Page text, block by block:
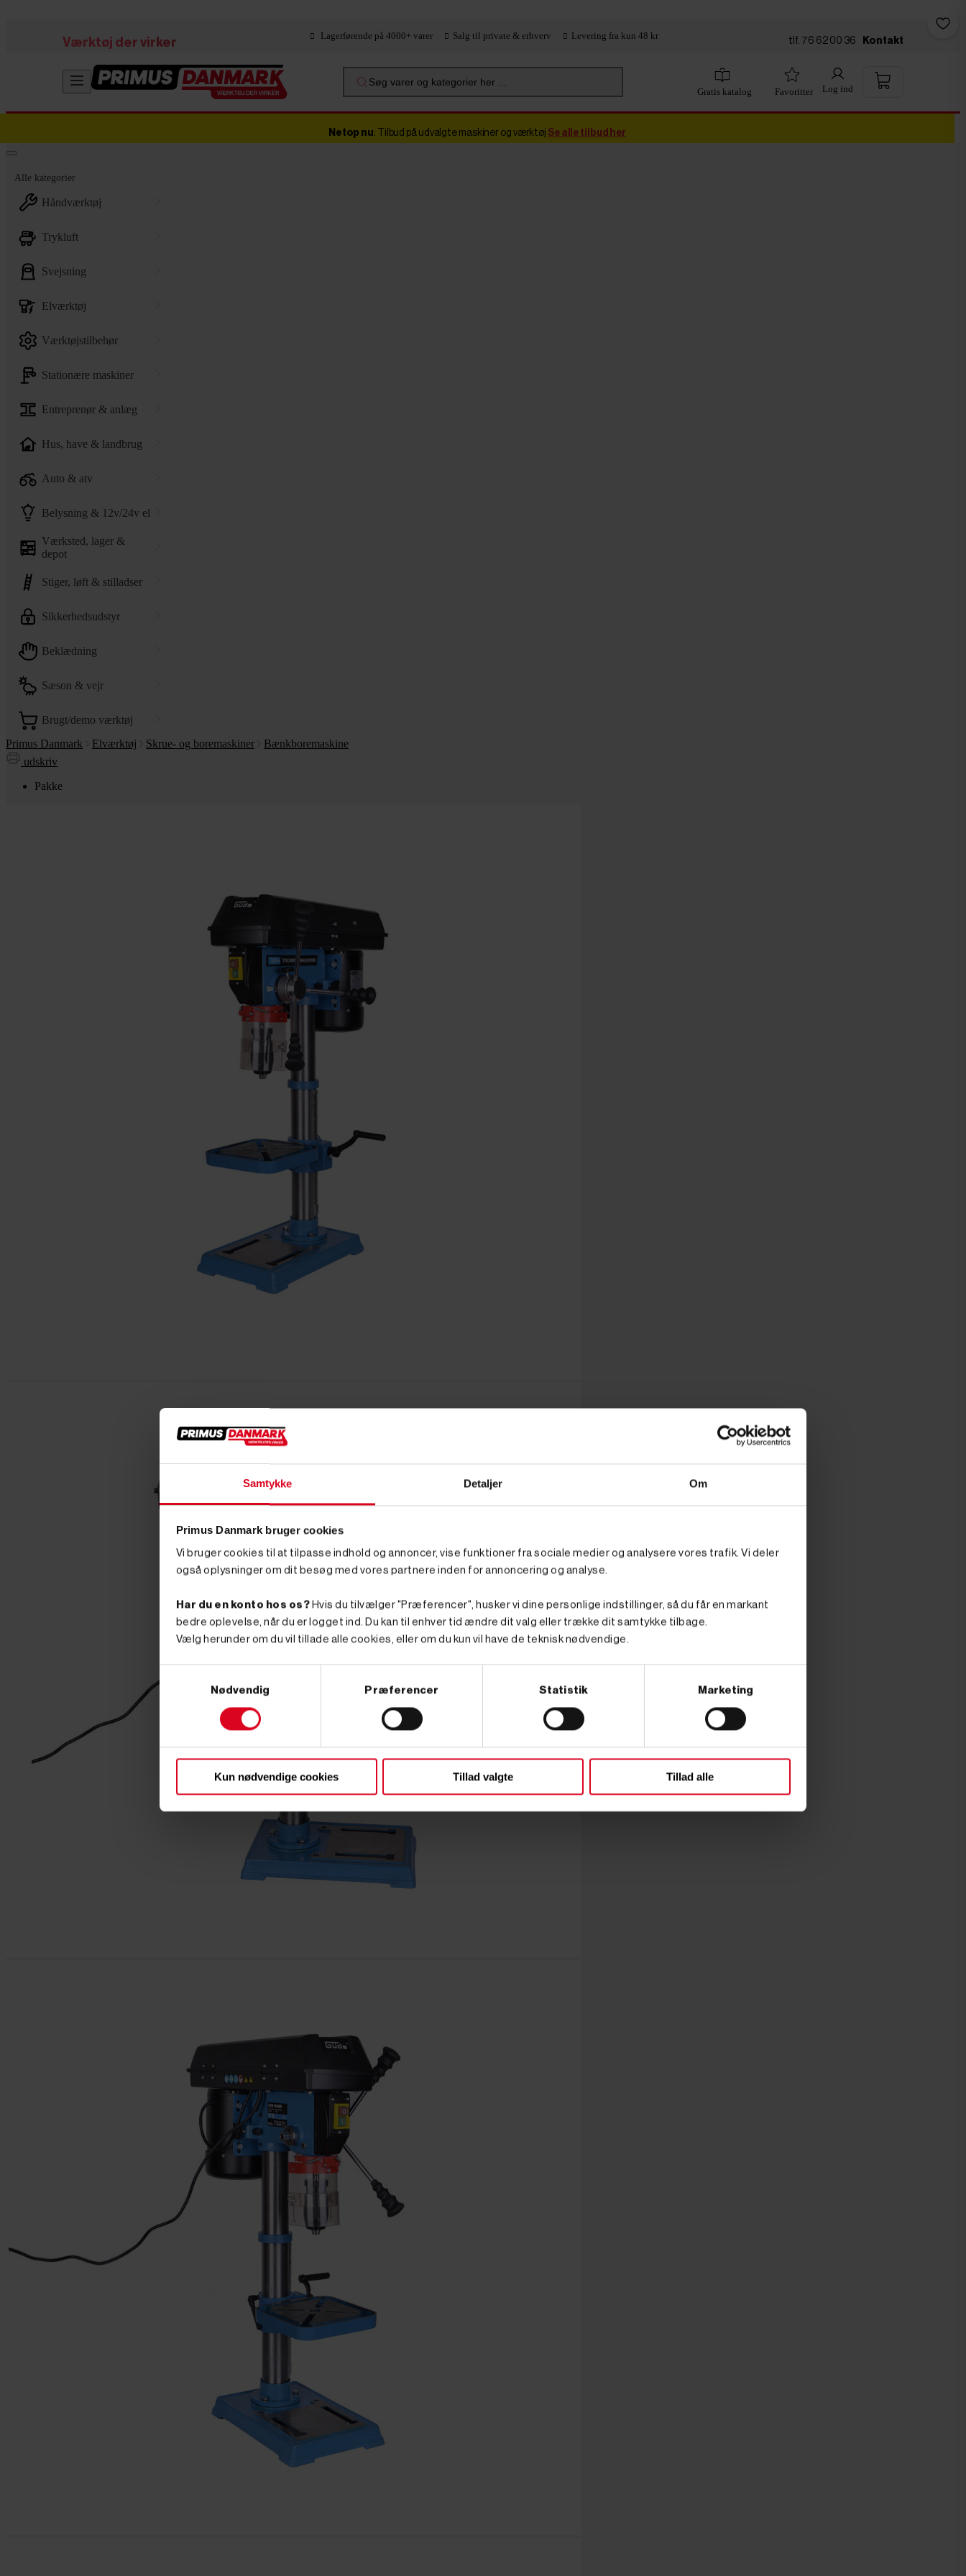
Samtykke Detaljer Om
Primus Danmark bruger cookies
Vi bruger cookies til at tilpasse indhold og annoncer, vise funktioner fra sociale medier og analysere vores trafik. Vi deler
også oplysninger om dit besøg med vores partnere inden for annoncering og analyse.
Har du en konto hos os? Hvis du tilvælger "Præferencer", husker vi dine personlige indstillinger, så du får en markant
bedre oplevelse, når du er logget ind. Du kan til enhver tid ændre dit valg eller trække dit samtykke tilbage.
Vælg herunder om du vil tillade alle cookies, eller om du kun vil have de teknisk nødvendige.
Nødvendig Præferencer Statistik Marketing
Kun nødvendige cookies Tillad valgte Tillad alle
Værktøj der virker
Lagerførende på 4000+ varer Salg til private & erhverv Levering fra kun 48 kr tlf. 76 62 00 36 Kontakt
Søg varer og kategorier her ...
Gratis katalog Favoritter Log ind
Netop nu: Tilbud på udvalgte maskiner og værktøj Se alle tilbud her
Alle kategorier
håndværktøj
trykluft
svejsning
elværktøj
værktøjstilbehør
stationære maskiner
entreprenør & anlæg
hus, have & landbrug
auto & atv
belysning & 12v/24v el
værksted, lager &
depot
stiger, løft & stilladser
sikkerhedsudstyr
beklædning
sæson & vejr
brugt/demo værktøj
Primus Danmark
Elværktøj Skrue- og boremaskiner
Bænkboremaskine
udskriv
Pakke